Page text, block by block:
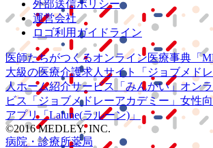
外部送信ポリシー
運営会社
ロゴ利用ガイドライン
医師たちがつくるオンライン医療事典 「
大級の医療介護求人サイト 「ジョブメド
人ホーム紹介サービス
「みんかい」 オン
ビス
「ジョブメドレーアカデミー」 女性
アプリ「Lalune(ラルーン)」
©2016 MEDLEY, INC.
病院・診療所薬局